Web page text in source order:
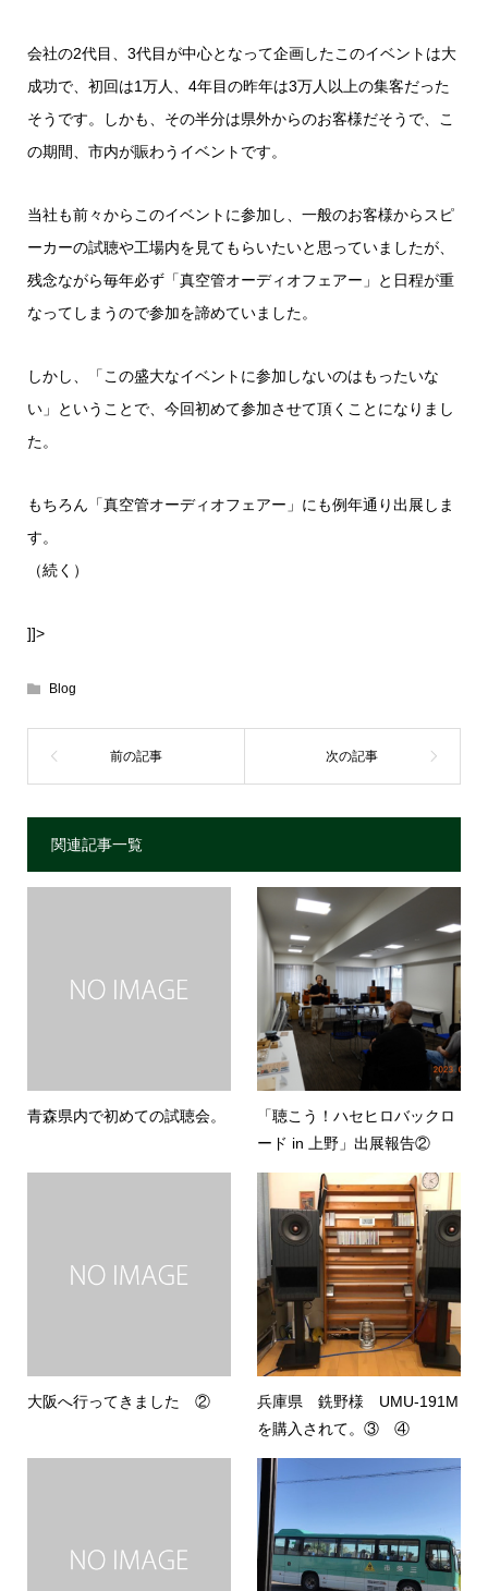
会社の2代目、3代目が中心となって企画したこのイベントは大
成功で、初回は1万人、4年目の昨年は3万人以上の集客だった
そうです。しかも、その半分は県外からのお客様だそうで、こ
の期間、市内が賑わうイベントです。
当社も前々からこのイベントに参加し、一般のお客様からスピ
ーカーの試聴や工場内を見てもらいたいと思っていましたが、
残念ながら毎年必ず「真空管オーディオフェアー」と日程が重
なってしまうので参加を諦めていました。
しかし、「この盛大なイベントに参加しないのはもったいな
い」ということで、今回初めて参加させて頂くことになりまし
た。
もちろん「真空管オーディオフェアー」にも例年通り出展しま
す。
（続く）
]]>
Blog
関連記事一覧
青森県内で初めての試聴会。
「聴こう！ハセヒロバックロ
ード in 上野」出展報告②
大阪へ行ってきました ②
兵庫県 銑野様 UMU-191M
を購入されて。③ ④